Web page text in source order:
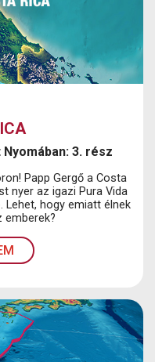
3. rész
Papp Gergő a Costa
nyer az igazi Pura Vida
hogy emiatt élnek
emberek?